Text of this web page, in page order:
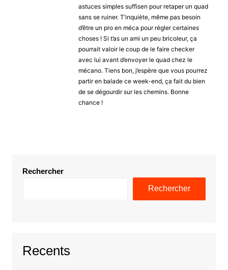
astuces simples suffisen pour retaper un quad
sans se ruiner. T’inquiète, même pas besoin
d’être un pro en méca pour régler certaines
choses ! Si t’as un ami un peu bricoleur, ça
pourrait valoir le coup de le faire checker
avec lui avant d’envoyer le quad chez le
mécano. Tiens bon, j’espère que vous pourrez
partir en balade ce week-end, ça fait du bien
de se dégourdir sur les chemins. Bonne
chance !
Rechercher
Rechercher
Recents